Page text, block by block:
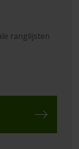
ranglijsten